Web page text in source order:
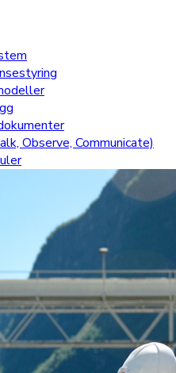
Observe, Communicate)